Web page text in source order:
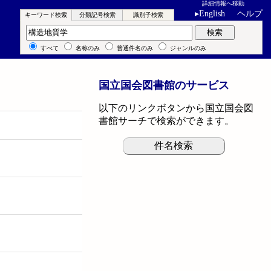
詳細情報へ移動
▸English ヘルプ
キーワード検索 分類記号検索 識別子検索
キーワード検索 検索
すべて 名称のみ 普通件名のみ ジャンルのみ
国立国会図書館のサービス
以下のリンクボタンから国立国会図
書館サーチで検索ができます。
件名検索